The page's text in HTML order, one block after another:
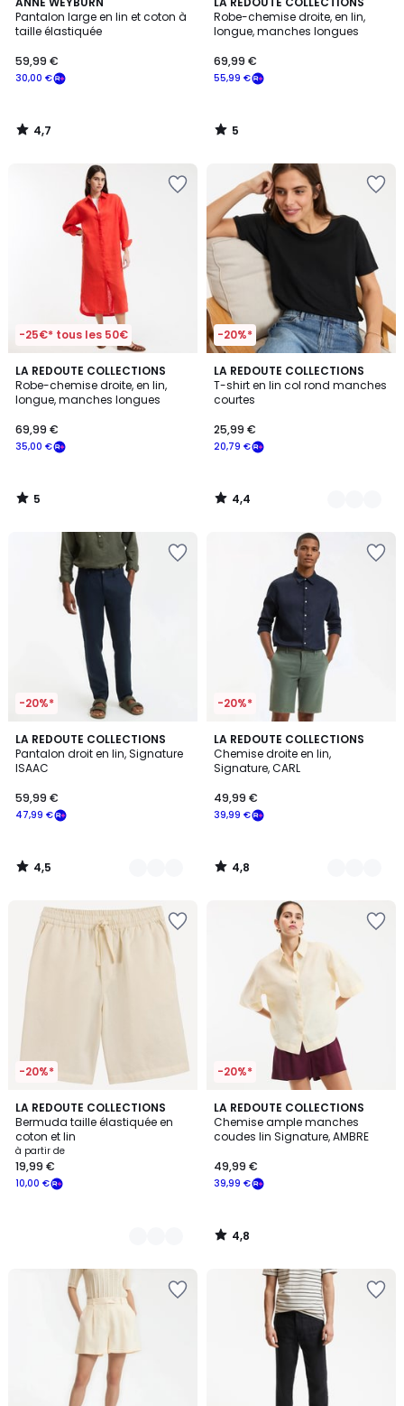
Pantalon large en lin et coton à
taille élastiquée
30,00 €
59,99 €
/ 5
4,7
/
Robe-chemise droite, en lin,
longue, manches longues
55,99 €
69,99 €
/
5
5
/
-25€* tous les 50€
LA REDOUTE COLLECTIONS
Robe-chemise droite, en lin,
longue, manches longues
35,00 €
69,99 €
5
/
5
5
/
-20%*
LA REDOUTE COLLECTIONS
T-shirt en lin col rond manches
courtes
20,79 €
25,99 €
4,4
/ 5
3
Couleurs
4,4
/
-20%*
LA REDOUTE COLLECTIONS
Pantalon droit en lin, Signature
ISAAC
47,99 €
59,99 €
4,5
/ 5
4
Couleurs
4,5
/
-20%*
LA REDOUTE COLLECTIONS
Chemise droite en lin,
Signature, CARL
39,99 €
49,99 €
4,8
/ 5
5
Couleurs
4,8
/
-20%*
LA REDOUTE COLLECTIONS
Bermuda taille élastiquée en
coton et lin
à partir de
10,00 €
19,99 €
3
Couleurs
-20%*
LA REDOUTE COLLECTIONS
Chemise ample manches
coudes lin Signature, AMBRE
39,99 €
49,99 €
4,8
/ 5
4,8
/